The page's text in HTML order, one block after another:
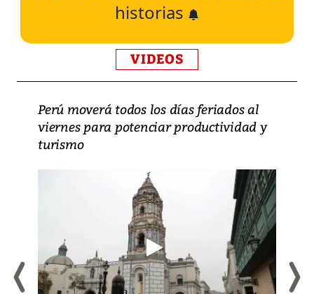
historias
VIDEOS
Perú moverá todos los días feriados al
viernes para potenciar productividad y
turismo